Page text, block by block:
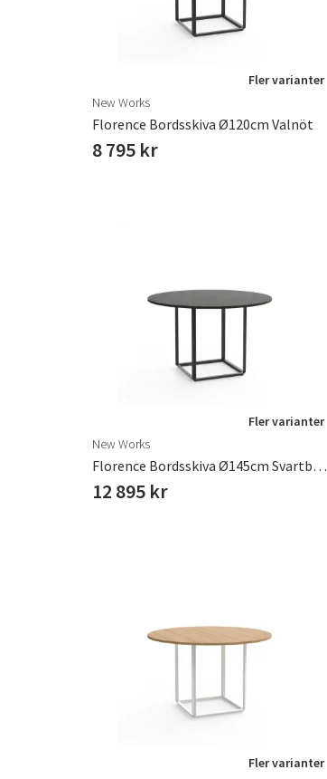
Fler varianter
New Works
Florence Bordsskiva Ø120cm Valnöt
8 795 kr
Fler varianter
New Works
Florence Bordsskiva Ø145cm Svartbetsad Ask
12 895 kr
Fler varianter